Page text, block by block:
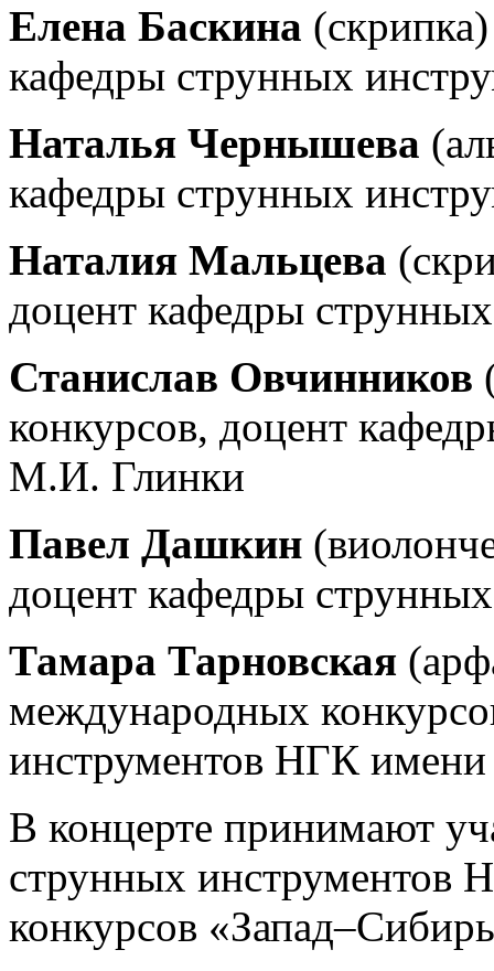
Елена Баскина
кафедры струнных
Наталья Чернышева
кафедры струнных
Наталия Мальцева
доцент кафедры
Станислав Овчинников
конкурсов, доцент
М.И. Глинки
Павел Дашкин
доцент кафедры
Тамара Тарновская
международных
инструментов НГК
В концерте принимают
струнных
конкурсов